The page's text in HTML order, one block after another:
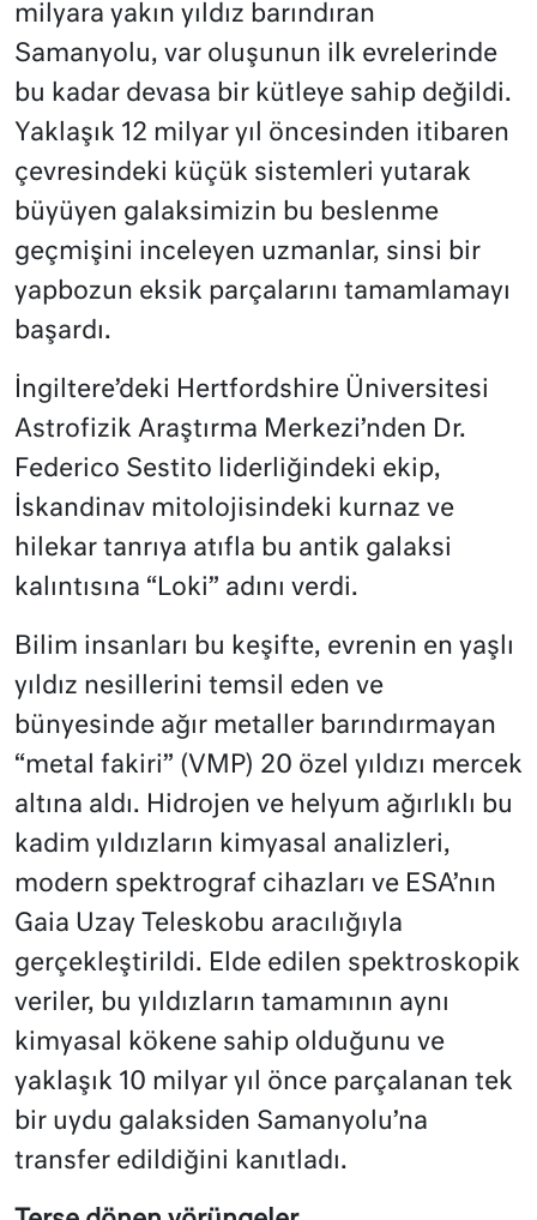
milyara yakın yıldız barındıran
Samanyolu, var oluşunun ilk evrelerinde
bu kadar devasa bir kütleye sahip değildi.
Yaklaşık 12 milyar yıl öncesinden itibaren
çevresindeki küçük sistemleri yutarak
büyüyen galaksimizin bu beslenme
geçmişini inceleyen uzmanlar, sinsi bir
yapbozun eksik parçalarını tamamlamayı
başardı.
İngiltere’deki Hertfordshire Üniversitesi
Astrofizik Araştırma Merkezi’nden Dr.
Federico Sestito liderliğindeki ekip,
İskandinav mitolojisindeki kurnaz ve
hilekar tanrıya atıfla bu antik galaksi
kalıntısına “Loki” adını verdi.
Bilim insanları bu keşifte, evrenin en yaşlı
yıldız nesillerini temsil eden ve
bünyesinde ağır metaller barındırmayan
“metal fakiri” (VMP) 20 özel yıldızı mercek
altına aldı. Hidrojen ve helyum ağırlıklı bu
kadim yıldızların kimyasal analizleri,
modern spektrograf cihazları ve ESA’nın
Gaia Uzay Teleskobu aracılığıyla
gerçekleştirildi. Elde edilen spektroskopik
veriler, bu yıldızların tamamının aynı
kimyasal kökene sahip olduğunu ve
yaklaşık 10 milyar yıl önce parçalanan tek
bir uydu galaksiden Samanyolu’na
transfer edildiğini kanıtladı.